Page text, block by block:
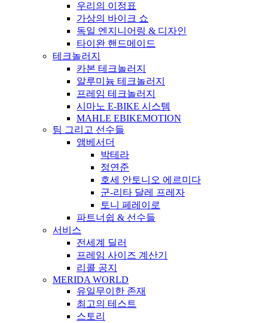
우리의 이정표
가상의 바이크 쇼
독일 엔지니어링 & 디자인
타이완 핸드메이드
테크놀러지
카본 테크놀러지
알루미늄 테크놀러지
프레임 테크놀러지
시마노 E-BIKE 시스템
MAHLE EBIKEMOTION
팀 그리고 선수들
앰베서더
박테라
정연준
호세 안토니오 에르미다
군-리타 달레 프레자
토니 페레이로
파트너쉽 & 선수들
서비스
전세계 딜러
프레임 사이즈 계산기
리콜 공지
MERIDA WORLD
유일무이한 존재
최고의 테스트
스토리